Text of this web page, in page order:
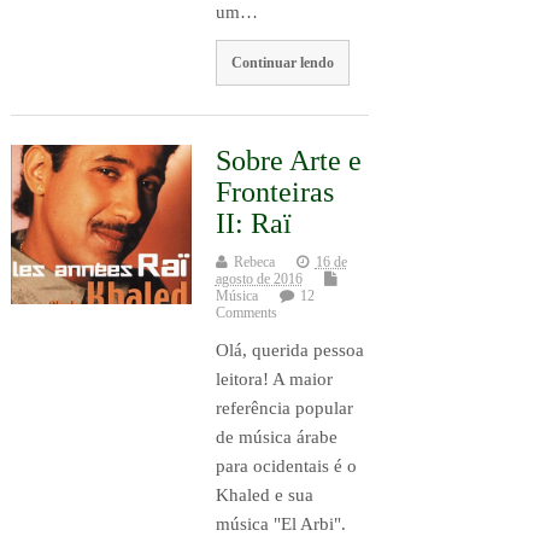
um…
Continuar lendo
Sobre Arte e
Fronteiras
II: Raï
Rebeca
16 de
agosto de 2016
Música
12
Comments
Olá, querida pessoa
leitora! A maior
referência popular
de música árabe
para ocidentais é o
Khaled e sua
música "El Arbi".